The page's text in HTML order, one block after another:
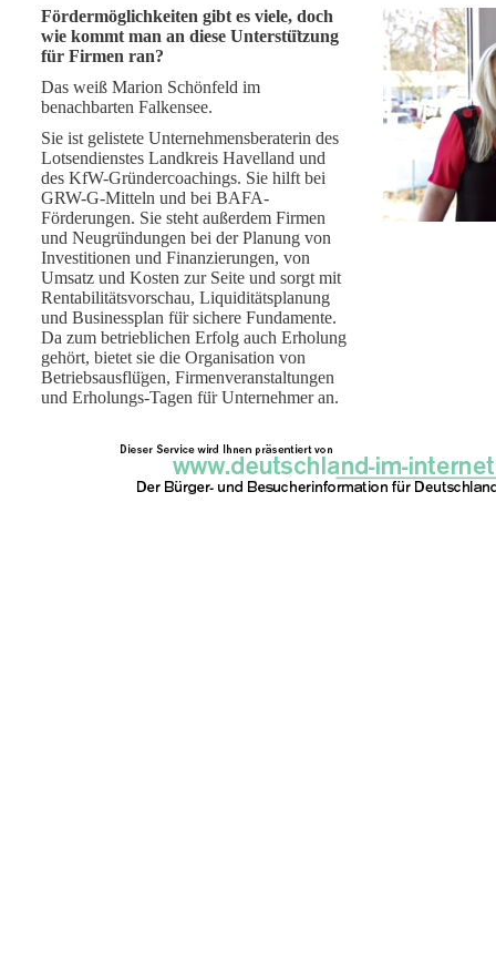
Fördermöglichkeiten gibt es viele, doch
wie kommt man an diese Unterstützung
für Firmen ran?
Das weiß Marion Schönfeld im
benachbarten Falkensee.
Sie ist gelistete Unternehmensberaterin des
Lotsendienstes Landkreis Havelland und
des KfW-Gründercoachings. Sie hilft bei
GRW-G-Mitteln und bei BAFA-
Förderungen. Sie steht außerdem Firmen
und Neugründungen bei der Planung von
Investitionen und Finanzierungen, von
Umsatz und Kosten zur Seite und sorgt mit
Rentabilitätsvorschau, Liquiditätsplanung
und Businessplan für sichere Fundamente.
Da zum betrieblichen Erfolg auch Erholung
gehört, bietet sie die Organisation von
Betriebsausflügen, Firmenveranstaltungen
und Erholungs-Tagen für Unternehmer an.